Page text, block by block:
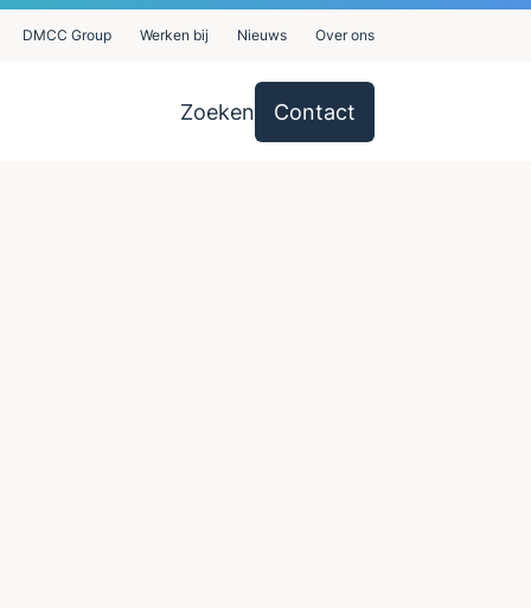
DMCC Group Werken bij Nieuws Over ons
Zoeken Contact